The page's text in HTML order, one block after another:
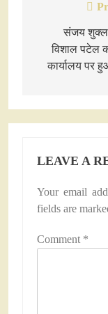
संजय
विशाल पटेल
कार्यालय पर
LEAVE A
Your email
fields are
Comment *